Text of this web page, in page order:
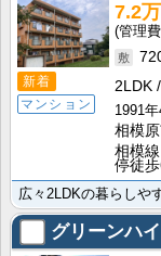
新着
マンション
7.2
2LDK
1991年
相模
相模
停徒
グリーンハ